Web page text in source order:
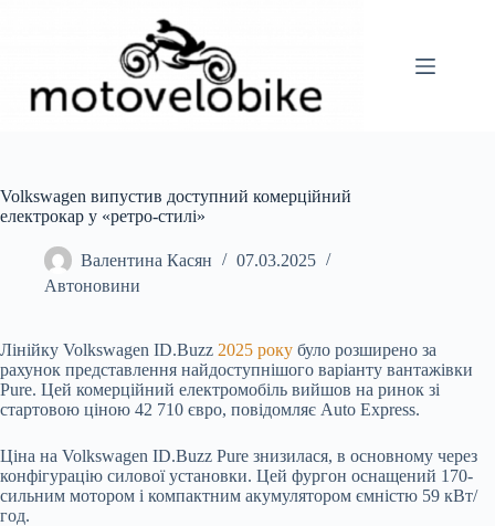
Volkswagen випустив доступний комерційний
електрокар у «ретро-стилі»
Валентина Касян
07.03.2025
Автоновини
Лінійку Volkswagen ID.Buzz 2025 року було розширено за
рахунок представлення найдоступнішого варіанту вантажівки
Pure. Цей комерційний електромобіль вийшов на ринок зі
стартовою ціною 42 710 євро, повідомляє Auto Express.
Ціна на Volkswagen ID.Buzz Pure знизилася, в основному через
конфігурацію силової установки. Цей фургон оснащений 170-
сильним мотором і компактним акумулятором ємністю 59 кВт/
год.